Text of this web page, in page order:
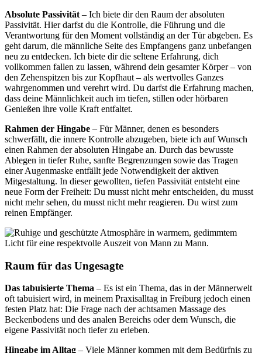
Absolute Passivität – Ich biete dir den Raum der absoluten
Passivität. Hier darfst du die Kontrolle, die Führung und die
Verantwortung für den Moment vollständig an der Tür abgeben. Es
geht darum, die männliche Seite des Empfangens ganz unbefangen
neu zu entdecken. Ich biete dir die seltene Erfahrung, dich
vollkommen fallen zu lassen, während dein gesamter Körper – von
den Zehenspitzen bis zur Kopfhaut – als wertvolles Ganzes
wahrgenommen und verehrt wird. Du darfst die Erfahrung machen,
dass deine Männlichkeit auch im tiefen, stillen oder hörbaren
Genießen ihre volle Kraft entfaltet.
Rahmen der Hingabe – Für Männer, denen es besonders
schwerfällt, die innere Kontrolle abzugeben, biete ich auf Wunsch
einen Rahmen der absoluten Hingabe an. Durch das bewusste
Ablegen in tiefer Ruhe, sanfte Begrenzungen sowie das Tragen
einer Augenmaske entfällt jede Notwendigkeit der aktiven
Mitgestaltung. In dieser gewollten, tiefen Passivität entsteht eine
neue Form der Freiheit: Du musst nicht mehr entscheiden, du musst
nicht mehr sehen, du musst nicht mehr reagieren. Du wirst zum
reinen Empfänger.
Raum für das Ungesagte
Das tabuisierte Thema – Es ist ein Thema, das in der Männerwelt
oft tabuisiert wird, in meinem Praxisalltag in Freiburg jedoch einen
festen Platz hat: Die Frage nach der achtsamen Massage des
Beckenbodens und des analen Bereichs oder dem Wunsch, die
eigene Passivität noch tiefer zu erleben.
Hingabe im Alltag – Viele Männer kommen mit dem Bedürfnis zu